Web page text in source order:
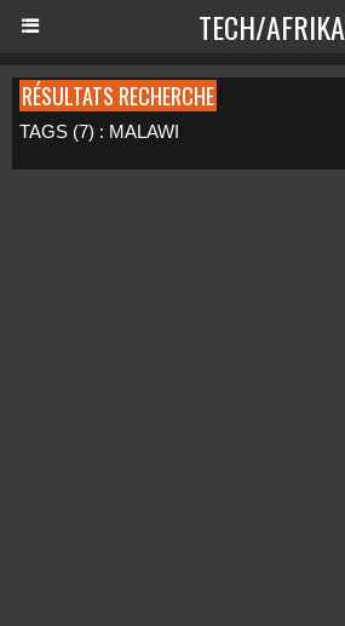
TECH/AFRIKA
RÉSULTATS RECHERCHE
TAGS (7) : MALAWI